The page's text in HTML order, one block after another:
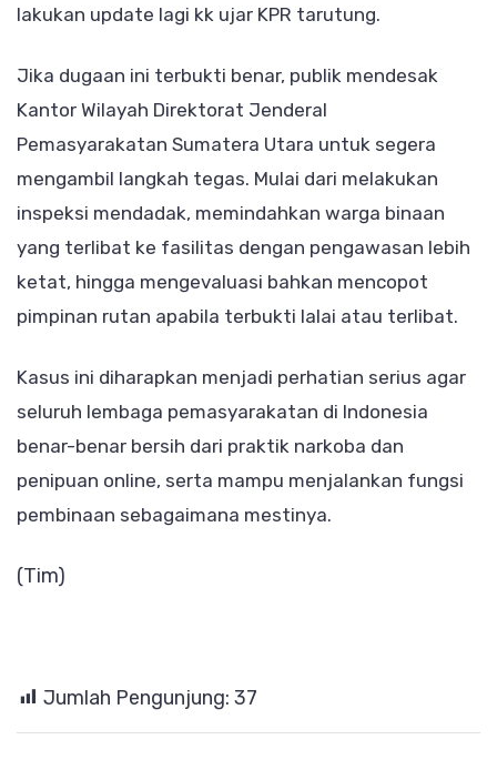
lakukan update lagi kk ujar KPR tarutung.
Jika dugaan ini terbukti benar, publik mendesak
Kantor Wilayah Direktorat Jenderal
Pemasyarakatan Sumatera Utara untuk segera
mengambil langkah tegas. Mulai dari melakukan
inspeksi mendadak, memindahkan warga binaan
yang terlibat ke fasilitas dengan pengawasan lebih
ketat, hingga mengevaluasi bahkan mencopot
pimpinan rutan apabila terbukti lalai atau terlibat.
Kasus ini diharapkan menjadi perhatian serius agar
seluruh lembaga pemasyarakatan di Indonesia
benar-benar bersih dari praktik narkoba dan
penipuan online, serta mampu menjalankan fungsi
pembinaan sebagaimana mestinya.
(Tim)
Jumlah Pengunjung: 37